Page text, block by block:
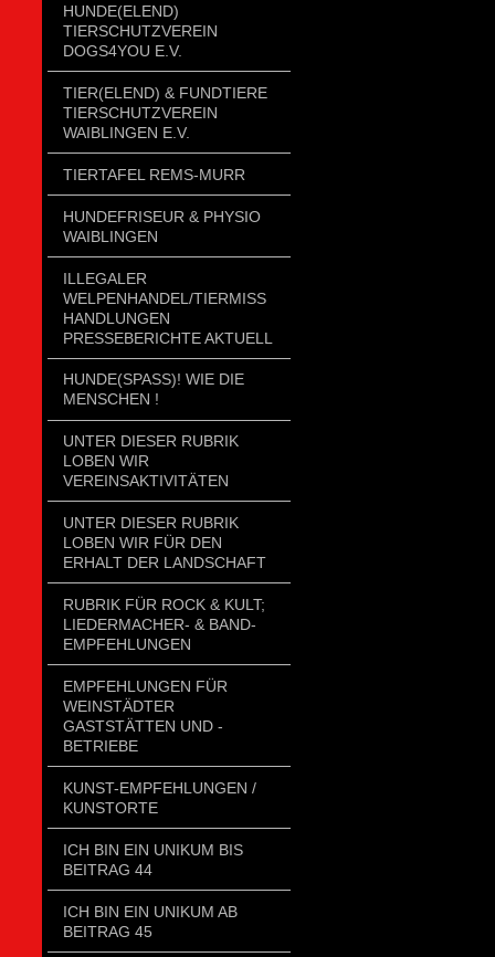
HUNDE(ELEND)
TIERSCHUTZVEREIN
DOGS4YOU E.V.
TIER(ELEND) & FUNDTIERE
TIERSCHUTZVEREIN
WAIBLINGEN E.V.
TIERTAFEL REMS-MURR
HUNDEFRISEUR & PHYSIO
WAIBLINGEN
ILLEGALER
WELPENHANDEL/TIERMISSH
ANDLUNGEN P
RESSEBERICHTE AKTUELL
HUNDE(SPASS)! WIE DIE
MENSCHEN !
UNTER DIESER RUBRIK
LOBEN WIR
VEREINSAKTIVITÄTEN
UNTER DIESER RUBRIK
LOBEN WIR FÜR DEN
ERHALT DER LANDSCHAFT
RUBRIK FÜR ROCK & KULT;
LIEDERMACHER- & BAND-
EMPFEHLUNGEN
EMPFEHLUNGEN FÜR
WEINSTÄDTER
GASTSTÄTTEN UND -
BETRIEBE
KUNST-EMPFEHLUNGEN /
KUNSTORTE
ICH BIN EIN UNIKUM BIS
BEITRAG 44
ICH BIN EIN UNIKUM AB
BEITRAG 45